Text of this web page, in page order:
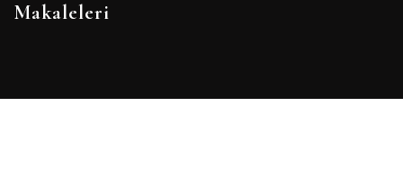
Makaleleri